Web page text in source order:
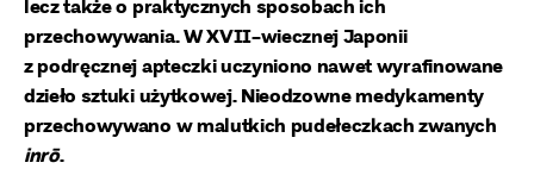
przechowywania.W XVII-wiecznej Japonii
z podręcznej apteczki uczyniono nawet wyrafinowane
dzieło sztuki użytkowej. Nieodzowne medykamenty
przechowywano w malutkich pudełeczkach zwanych
inrō.